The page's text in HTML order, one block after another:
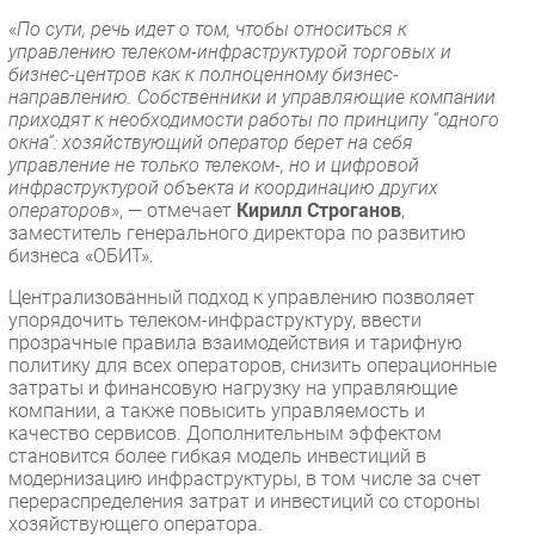
«По сути, речь идет о том, чтобы относиться к
управлению телеком-инфраструктурой торговых и
бизнес-центров как к полноценному бизнес-
направлению. Собственники и управляющие компании
приходят к необходимости работы по принципу “одного
окна”: хозяйствующий оператор берет на себя
управление не только телеком-, но и цифровой
инфраструктурой объекта и координацию других
операторов», — отмечает Кирилл Строганов,
заместитель генерального директора по развитию
бизнеса «ОБИТ».
Централизованный подход к управлению позволяет
упорядочить телеком-инфраструктуру, ввести
прозрачные правила взаимодействия и тарифную
политику для всех операторов, снизить операционные
затраты и финансовую нагрузку на управляющие
компании, а также повысить управляемость и
качество сервисов. Дополнительным эффектом
становится более гибкая модель инвестиций в
модернизацию инфраструктуры, в том числе за счет
перераспределения затрат и инвестиций со стороны
хозяйствующего оператора.